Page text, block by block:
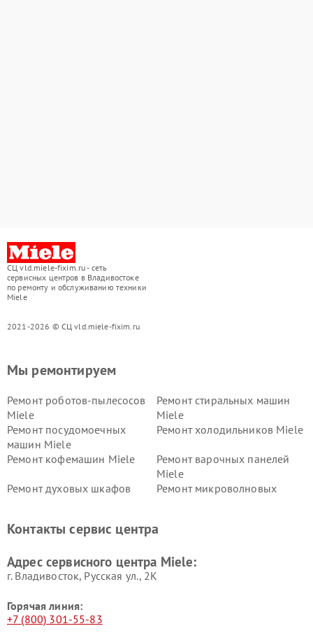
СЦ vld.miele-fixim.ru - сеть
сервисных центров в Владивостоке
по ремонту и обслуживанию техники
Miele
2021-2026 © СЦ vld.miele-fixim.ru
Мы ремонтируем
Ремонт роботов-пылесосов
Miele
Ремонт стиральных машин
Miele
Ремонт посудомоечных
машин Miele
Ремонт холодильников Miele
Ремонт кофемашин Miele
Ремонт варочных панелей
Miele
Ремонт духовых шкафов
Ремонт микроволновых
Miele
Miele
пылесосов Miele
Контакты сервис центра
Адрес сервисного центра Miele:
г. Владивосток, Русская ул., 2К
Горячая линия:
+7 (800) 301-55-83